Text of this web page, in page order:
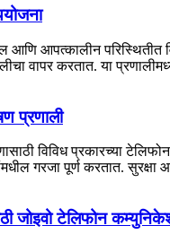
आपत्कालीन परिस्थितीत
वापर करतात. या
प्रणाली
विविध प्रकारच्या
गरजा पूर्ण करतात.
जोइवो टेलिफोन